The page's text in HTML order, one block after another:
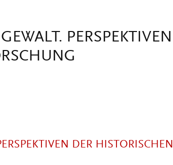
PERSPEKTIVEN
DER HISTORISCHEN